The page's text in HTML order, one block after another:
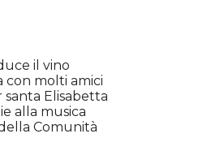
il vino
con molti amici
Elisabetta
alla musica
Comunità